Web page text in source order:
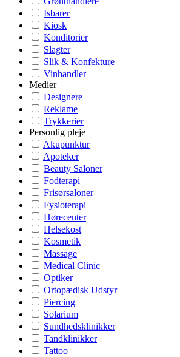
Isbarer
Kiosk
Konditorier
Slagter
Slik & Konfekture
Vinhandler
Medier
Designere
Reklame
Trykkerier
Personlig pleje
Akupunktur
Apoteker
Beauty Saloner
Fodterapi
Frisørsaloner
Fysioterapi
Hørecenter
Helsekost
Kosmetik
Massage
Medical Clinic
Optiker
Ortopædisk Udstyr
Piercing
Solarium
Sundhedsklinikker
Tandklinikker
Tattoo